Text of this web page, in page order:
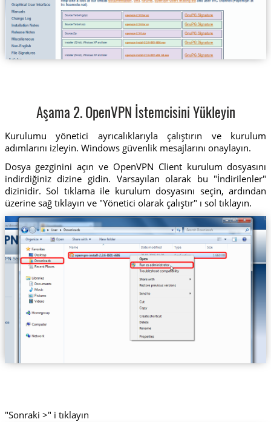
Aşama 2. OpenVPN İstemcisini Yükleyin
Kurulumu yönetici ayrıcalıklarıyla çalıştırın ve kurulum
adımlarını izleyin. Windows güvenlik mesajlarını onaylayın.
Dosya gezginini açın ve OpenVPN Client kurulum dosyasını
indirdiğiniz dizine gidin. Varsayılan olarak bu "İndirilenler"
dizinidir. Sol tıklama ile kurulum dosyasını seçin, ardından
üzerine sağ tıklayın ve "Yönetici olarak çalıştır" ı sol tıklayın.
"Sonraki >" i tıklayın